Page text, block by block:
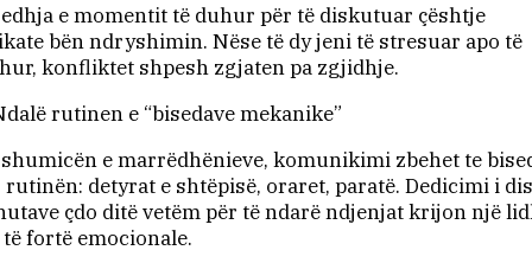
e momentit të duhur për të diskutuar çështje
bën ndryshimin. Nëse të dy jeni të stresuar apo të
konfliktet shpesh zgjaten pa zgjidhje.
rutinen e “bisedave mekanike”
e marrëdhënieve, komunikimi zbehet te
rutinën: detyrat e shtëpisë, oraret, paratë. Dedicimi i
çdo ditë vetëm për të ndarë ndjenjat krijon një
fortë emocionale.